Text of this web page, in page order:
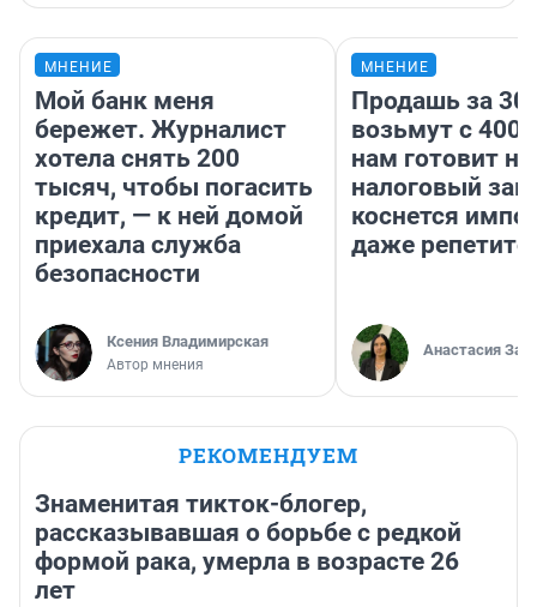
МНЕНИЕ
Мой банк меня
бережет. Журналист
хотела снять 200
тысяч, чтобы погасить
кредит, — к ней домой
приехала служба
безопасности
Ксения Владимирская
Автор мнения
МНЕНИЕ
Продашь за
возьмут с
нам готовит
налоговый
коснется
даже
Анастасия
РЕКОМЕНДУЕМ
Знаменитая тикток-блогер,
рассказывавшая о борьбе с редкой
формой рака, умерла в возрасте 26
лет